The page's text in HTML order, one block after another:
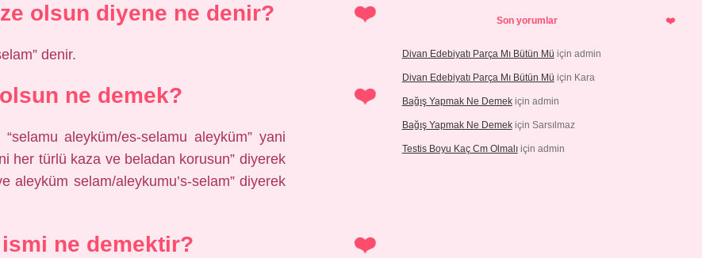
olsun diyene ne denir?
denir.
ne demek?
aleyküm/es-selamu aleyküm” yani
her türlü kaza ve beladan korusun” diyerek
aleyküm selam/aleykumu’s-selam” diyerek
ismi ne demektir?
Son yorumlar
Divan Edebiyatı Parça Mı Bütün Mü için admin
Divan Edebiyatı Parça Mı Bütün Mü için Kara
Bağış Yapmak Ne Demekiçin admin
Bağış Yapmak Ne Demekiçin Sarsılmaz
Testis Boyu Kaç Cm Olmalıiçin admin